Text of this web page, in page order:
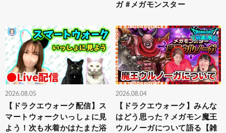
ガ #メガモンスター
2026.08.05
【ドラクエウォーク配信】ス
マートウォークいっしょに見
よう！次も水着かはたまた浴
2026.08.04
【ドラクエウォーク】みんな
はどう思った？メガモン魔王
ウルノーガについて語る【雑